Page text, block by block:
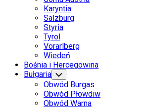
Karyntia
Salzburg
Styria
Tyrol
Vorarlberg
Wiedeń
Bośnia i Hercegowina
Bułgaria Toggle
Child
Menu
Obwód Burgas
Obwód Płowdiw
Obwód Warna